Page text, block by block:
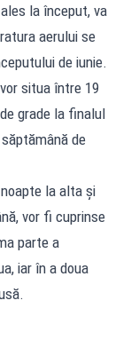
la început, va
aerului se
de iunie.
situa între 19
grade la finalul
de
la alta şi
vor fi cuprinse
parte a
iar în a doua